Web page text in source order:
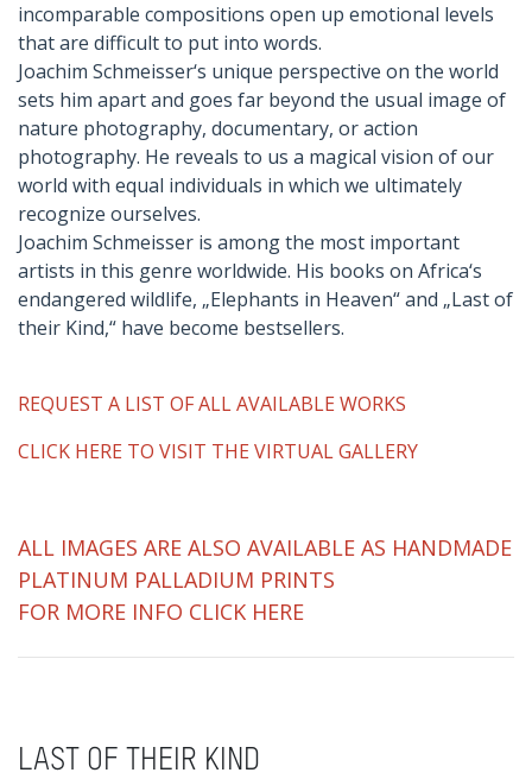
incomparable compositions open up emotional levels
that are difficult to put into words.
Joachim Schmeisser‘s unique perspective on the world
sets him apart and goes far beyond the usual image of
nature photography, documentary, or action
photography. He reveals to us a magical vision of our
world with equal individuals in which we ultimately
recognize ourselves.
Joachim Schmeisser is among the most important
artists in this genre worldwide. His books on Africa‘s
endangered wildlife, „Elephants in Heaven“ and „Last of
their Kind,“ have become bestsellers.
REQUEST A LIST OF ALL AVAILABLE WORKS
CLICK HERE TO VISIT THE VIRTUAL GALLERY
ALL IMAGES ARE ALSO AVAILABLE AS HANDMADE
PLATINUM PALLADIUM PRINTS
FOR MORE INFO CLICK HERE
LAST OF THEIR KIND